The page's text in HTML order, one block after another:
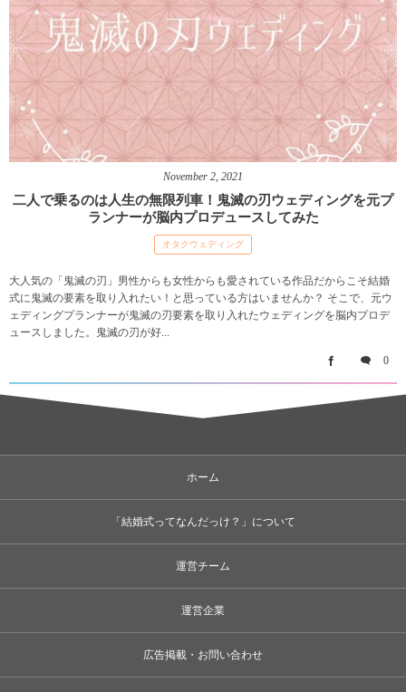
November 2, 2021
二人で乗るのは人生の無限列車！鬼滅の刃ウェディングを元プ
ランナーが脳内プロデュースしてみた
オタクウェディング
大人気の「鬼滅の刃」男性からも女性からも愛されている作品だからこそ結婚
式に鬼滅の要素を取り入れたい！と思っている方はいませんか？ そこで、元ウ
ェディングプランナーが鬼滅の刃要素を取り入れたウェディングを脳内プロデ
ュースしました。鬼滅の刃が好...
0
ホーム
「結婚式ってなんだっけ？」について
運営チーム
運営企業
広告掲載・お問い合わせ